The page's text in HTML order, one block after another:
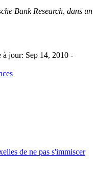
Bank Research, dans un
à jour: Sep 14, 2010 -
de ne pas s'immiscer